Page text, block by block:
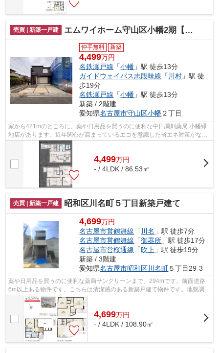
売買 | 新築一戸建 エムワイホーム守山区小幡2期【仲介手数料無料 小幡小 守山東中】
仲手無料 新築
4,499万円
名鉄瀬戸線 「小幡 」駅 徒歩13分
ガイドウェイバス志段味線 「 川村 」駅 徒
歩19分
名鉄瀬戸線 「小幡 」駅 徒歩13分
新築 / 2階建
愛知県名古屋市守山区小幡２丁目
家から421mのところに、薬や日用品を買うのに便利な中日調剤薬局 小幡緑
地店があります。近年関心が高まっているエコを意識した省エネ対策がなさ
れています。夢のマイホームは思い切っ...
4,499万円
- / 4LDK / 86.53㎡
売買 | 新築一戸建 昭和区川名町５丁目新築戸建て
4,699万円
名古屋市営鶴舞線 「 川名 」駅 徒歩7分
名古屋市営鶴舞線 「御器所 」駅 徒歩17分
名古屋市営桜通線 「吹上 」駅 徒歩19分
新築 / 3階建
愛知県名古屋市昭和区川名町５丁目29-3
薬や日用品を買うのに便利な薬局サングリーンまで、294mです。前面道路
6m以上ある物件です。こちらは清潔感のある新築戸建て物件です。地盤調査
済みなので、防災面での安心感が増します。
4,699万円
- / 4LDK / 108.90㎡